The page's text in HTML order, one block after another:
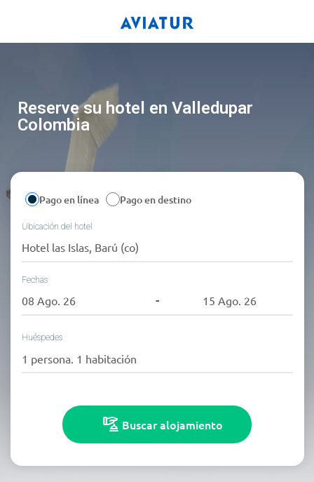
Reserve su hotel en Valledupar
Colombia
Pago en línea Pago en destino
Ubicación del hotel
Fechas
-
Huéspedes
1 persona. 1 habitación
concierge Buscar alojamiento